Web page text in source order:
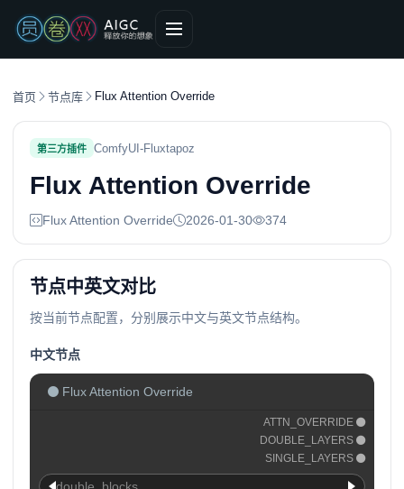
首页 节点库 Flux Attention Override
第三方插件 ComfyUI-Fluxtapoz
Flux Attention Override
Flux Attention Override 2026-01-30 374
节点中英文对比
按当前节点配置，分别展示中文与英文节点结构。
中文节点
Flux Attention Override
ATTN_OVERRIDE
DOUBLE_LAYERS
SINGLE_LAYERS